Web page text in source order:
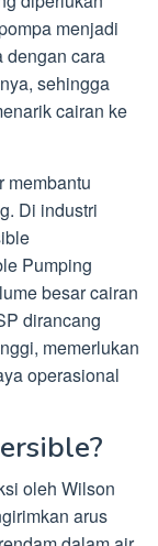
menjadi
dengan cara
sehingga
cairan ke
membantu
Di industri
Pumping
besar cairan
dirancang
memerlukan
operasional
oleh Wilson
arus